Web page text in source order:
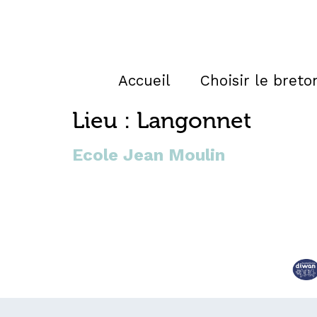
Accueil Choisir le
Lieu : Langonnet
Ecole Jean Moulin